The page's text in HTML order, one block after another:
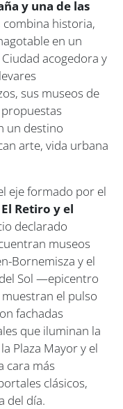
y una de las
combina historia,
en un
acogedora y
sus museos de
un destino
arte, vida urbana
eje formado por el
Retiro y el
declarado
museos
Bornemisza y el
Sol —epicentro
el pulso
fachadas
que iluminan la
Plaza Mayor y el
cara más
clásicos,
del día.